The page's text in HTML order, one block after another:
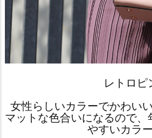
レトロピ
女性らしいカラーでかわい
マットな色合いになるので、
やすいカラー